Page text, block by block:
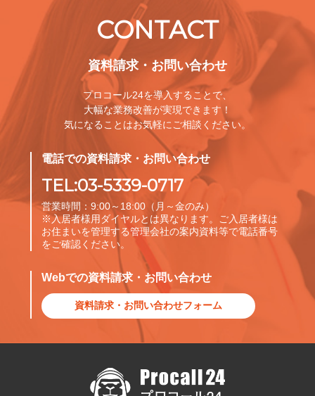
CONTACT
資料請求・お問い合わせ
プロコール24を導入することで、
大幅な業務改善が実現できます！
気になることはお気軽にご相談ください。
電話での資料請求・お問い合わせ
TEL:03-5339-0717
営業時間：9:00～18:00（月～金のみ）
※入居者様用ダイヤルとは異なります。ご入居者様は
お住まいを管理する管理会社の案内資料等で電話番号
をご確認ください。
Webでの資料請求・お問い合わせ
資料請求・お問い合わせフォーム